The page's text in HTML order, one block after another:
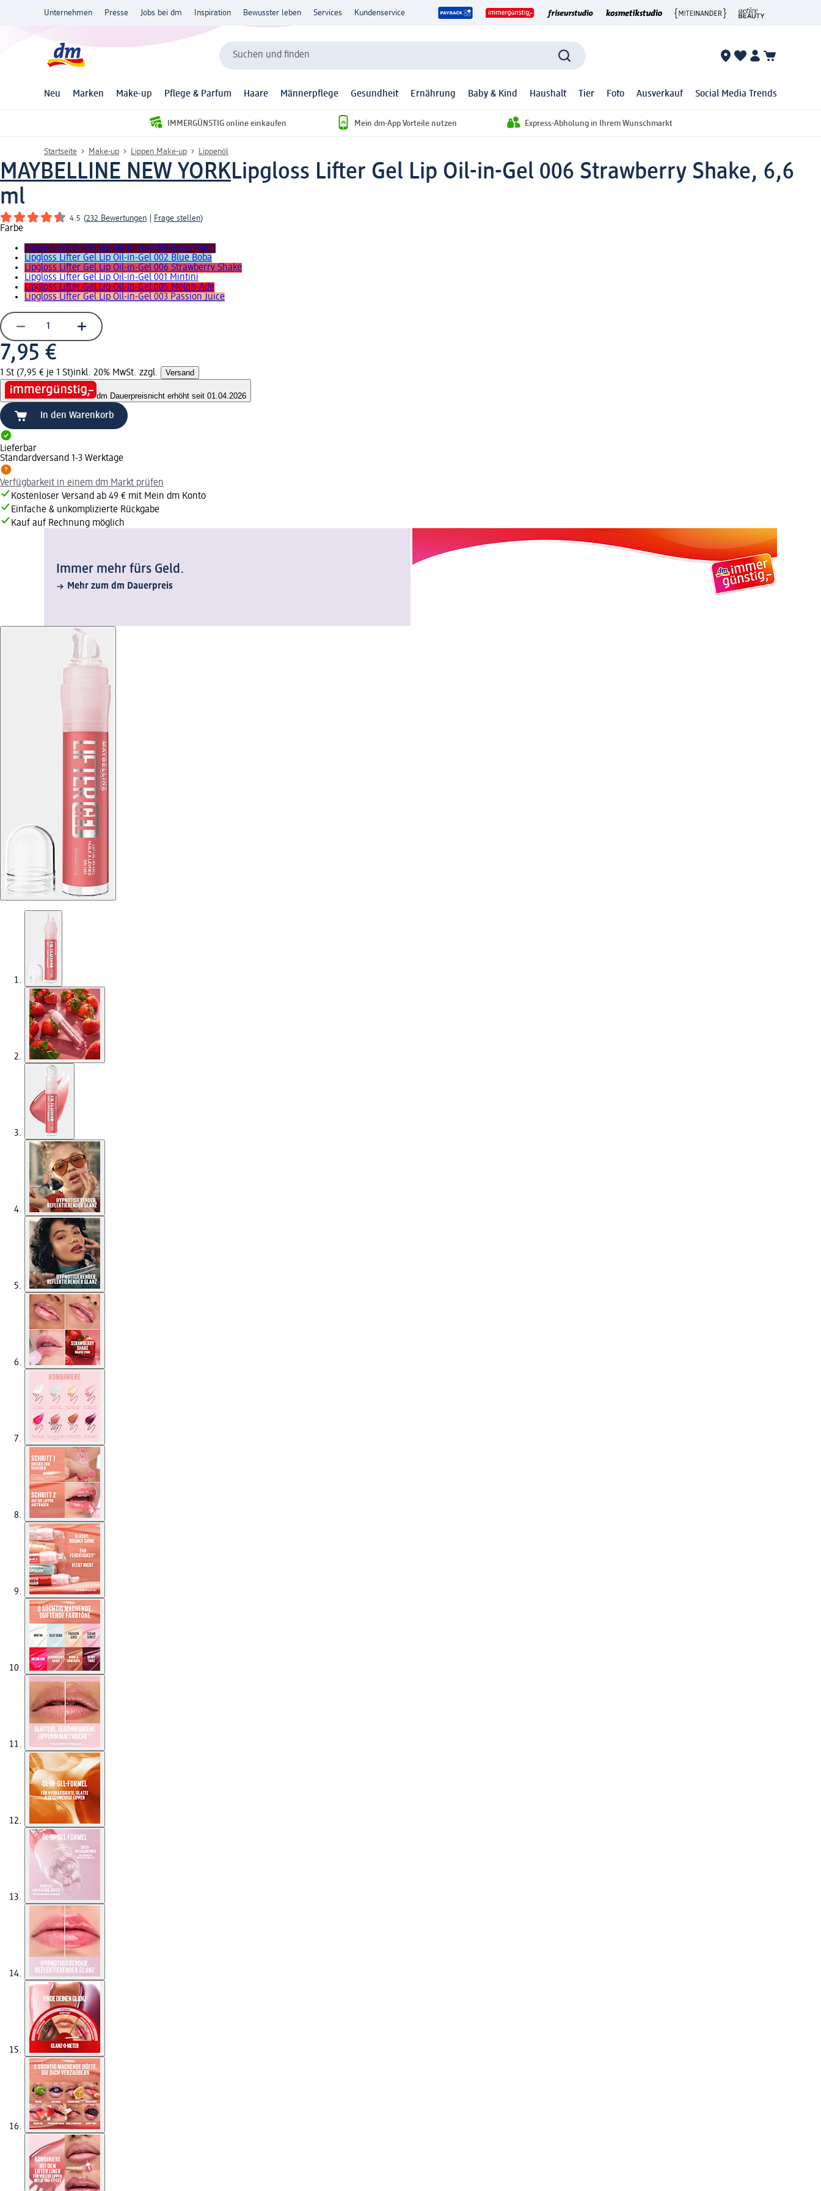
Unternehmen Presse Jobs bei dm Inspiration Bewusster leben Services Kundenservice
Suchen und finden
Neu Marken Make-up Pflege & Parfum Haare Männerpflege Gesundheit Ernährung Baby & Kind Haushalt Tier Foto Ausverkauf Social Media Trends
IMMERGÜNSTIG online einkaufen Mein dm-App Vorteile nutzen Express-Abholung in Ihrem Wunschmarkt
Startseite Make-up Lippen Make-up Lippenöl
MAYBELLINE NEW YORKLipgloss Lifter Gel Lip Oil-in-Gel 006 Strawberry Shake, 6,6
ml
4.5 (232 Bewertungen Frage stellen)
Farbe
Lipgloss Lifter Gel Lip Oil-in-Gel 008 Berry Twist
Lipgloss Lifter Gel Lip Oil-in-Gel 002 Blue Boba
Lipgloss Lifter Gel Lip Oil-in-Gel 006 Strawberry Shake
Lipgloss Lifter Gel Lip Oil-in-Gel 001 Mintini
Lipgloss Lifter Gel Lip Oil-in-Gel 005 Melon-Ade
Lipgloss Lifter Gel Lip Oil-in-Gel 003 Passion Juice
7,95 €
1 St (7,95 € je 1 St)inkl. 20% MwSt. zzgl. Versand
dm Dauerpreisnicht erhöht seit 01.04.2026
In den Warenkorb
Lieferbar
Standardversand 1-3 Werktage
Verfügbarkeit in einem dm Markt prüfen
Kostenloser Versand ab 49 € mit Mein dm Konto
Einfache & unkomplizierte Rückgabe
Kauf auf Rechnung möglich
Immer mehr fürs Geld.
Mehr zum dm Dauerpreis